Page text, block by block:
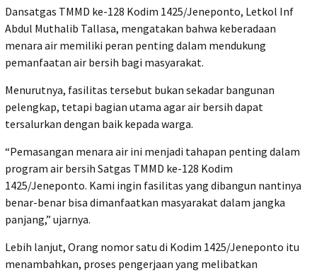
Dansatgas TMMD ke-128 Kodim 1425/Jeneponto, Letkol Inf
Abdul Muthalib Tallasa, mengatakan bahwa keberadaan
menara air memiliki peran penting dalam mendukung
pemanfaatan air bersih bagi masyarakat.
Menurutnya, fasilitas tersebut bukan sekadar bangunan
pelengkap, tetapi bagian utama agar air bersih dapat
tersalurkan dengan baik kepada warga.
“Pemasangan menara air ini menjadi tahapan penting dalam
program air bersih Satgas TMMD ke-128 Kodim
1425/Jeneponto. Kami ingin fasilitas yang dibangun nantinya
benar-benar bisa dimanfaatkan masyarakat dalam jangka
panjang,” ujarnya.
Lebih lanjut, Orang nomor satu di Kodim 1425/Jeneponto itu
menambahkan, proses pengerjaan yang melibatkan